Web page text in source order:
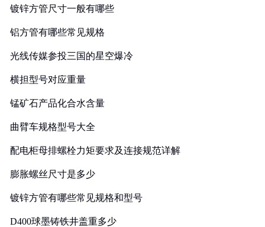
镀锌方管尺寸一般有哪些
铝方管有哪些常见规格
光线传媒参投三国的星空爆冷
横担型号对应重量
锰矿石产品化合水含量
曲臂车规格型号大全
配电柜母排螺栓力矩要求及连接规范详解
膨胀螺丝尺寸是多少
镀锌方管有哪些常见规格和型号
D400球墨铸铁井盖重多少